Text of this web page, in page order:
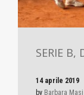
SERIE B,
14 aprile 2019
by Barbara Masi